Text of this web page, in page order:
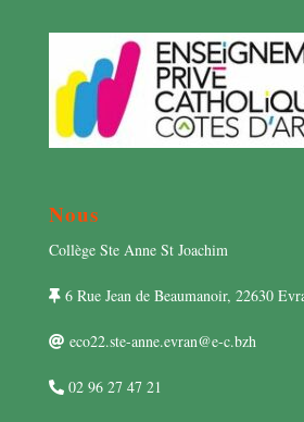
Nous
Collège Ste Anne St Joachim
6 Rue Jean de Beaumanoir, 22630
eco22.ste-anne.evran@e-c.bzh
02 96 27 47 21